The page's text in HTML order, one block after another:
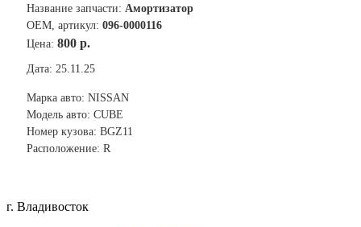
Название запчасти: Амортизатор
ОЕМ, артикул: 096-0000116
Цена: 800 р.
Дата: 25.11.25
Марка авто: NISSAN
Модель авто: CUBE
Номер кузова: BGZ11
Расположение: R
г. Владивосток